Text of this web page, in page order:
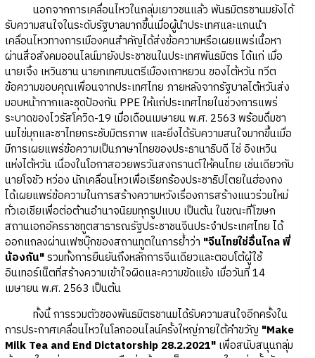
นอกจากการเคลื่อนไหวในกลุ่มเยาวชนแล้ว พันธมิตรชานมยังได้
รับความสนใจในระดับรัฐบาลมากขึ้นเมื่อผู้นำประเทศและแกนนำ
เคลื่อนไหวทางการเมืองคนสำคัญได้ส่งข้อความหรือเผยแพร่เนื้อหา
ผ่านสื่อสังคมออนไลน์มายังประชาชนในประเทศพันธมิตร ได้แก่ เมื่อ
นายเจิ้ง เหวินชาน นายกเทศมนตรีเมืองเถาหยวน ของไต้หวัน ทวีต
ข้อความขอบคุณเพื่อนจากประเทศไทย ภายหลังจากรัฐบาลไต้หวันส่ง
มอบหน้ากากและชุดป้องกัน PPE ให้แก่ประเทศไทยในช่วงการแพร่
ระบาดของไวรัสโควิด-19 เมื่อเดือนเมษายน พ.ศ. 2563 พร้อมดื่มชา
นมไข่มุกและชาไทยกระชับมิตรภาพ และยิ่งได้รับความสนใจมากขึ้นเมื่อ
มีการเผยแพร่ข้อความเป็นภาษาไทยของประธานาธิบดี ไช่ อิงเหวิน
แห่งไต้หวัน เนื่องในโอกาสอวยพรวันสงกรานต์ให้คนไทย เช่นเดียวกับ
นายโจชัว หว่อง นักเคลื่อนไหวเพื่อเรียกร้องประชาธิปไตยในฮ่องกง
ได้เผยแพร่ข้อความในการสร้างความหวังเรื่องการสร้างแนวร่วมใหม่
ทั่วเอเชียเพื่อต่อต้านอำนาจนิยมทุกรูปแบบ เป็นต้น ในขณะที่โฆษก
สถานเอกอัครราชทูตสาธารณรัฐประชาชนจีนประจำประเทศไทย ได้
ออกแถลงผ่านเฟซบุ๊กของสถานทูตในการย้ำว่า "จีนไทยใช่อื่นไกล พี่
น้องกัน"รวมทั้งการยืนยันถึงหลักการจีนเดียวและตอบโต้ผู้ใช้
อินเทอร์เน็ตที่สร้างความเข้าใจผิดและความขัดแย้ง เมื่อวันที่ 14
เมษายน พ.ศ. 2563 เป็นต้น
ทั้งนี้ การรวมตัวของพันธมิตรชานมได้รับความสนใจอีกครั้งใน
การประกาศเคลื่อนไหวในโลกออนไลน์ครั้งใหญ่ภายใต้คำขวัญ "Make
Milk Tea and End Dictatorship 28.2.2021"เพื่อสนับสนุนกลุ่ม